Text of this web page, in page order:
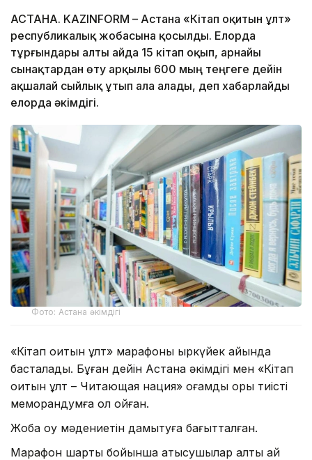
АСТАНА. KAZINFORM – Астана «Кітап оқитын ұлт»
республикалық жобасына қосылды. Елорда
тұрғындары алты айда 15 кітап оқып, арнайы
сынақтардан өту арқылы 600 мың теңгеге дейін
ақшалай сыйлық ұтып ала алады, деп хабарлайды
елорда әкімдігі.
Фото: Астана әкімдігі
«Кітап оқитын ұлт» марафоны қыркүйек айында
басталады. Бұған дейін Астана әкімдігі мен «Кітап
оқитын ұлт – Читающая нация» қоғамдық қоры тиісті
меморандумға қол қойған.
Жоба оқу мәдениетін дамытуға бағытталған.
Марафон шарты бойынша қатысушылар алты ай